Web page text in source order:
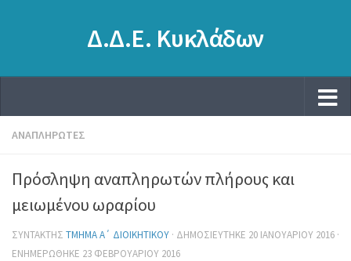
Δ.Δ.Ε. Κυκλάδων
ΑΝΑΠΛΗΡΩΤΈΣ
Πρόσληψη αναπληρωτών πλήρους και
μειωμένου ωραρίου
ΣΥΝΤΆΚΤΗΣ ΤΜΉΜΑ Α΄ ΔΙΟΙΚΗΤΙΚΟΎ · ΔΗΜΟΣΙΕΎΤΗΚΕ 20 ΙΑΝΟΥΑΡΊΟΥ 2016 ·
ΕΝΗΜΕΡΏΘΗΚΕ 23 ΦΕΒΡΟΥΑΡΊΟΥ 2016